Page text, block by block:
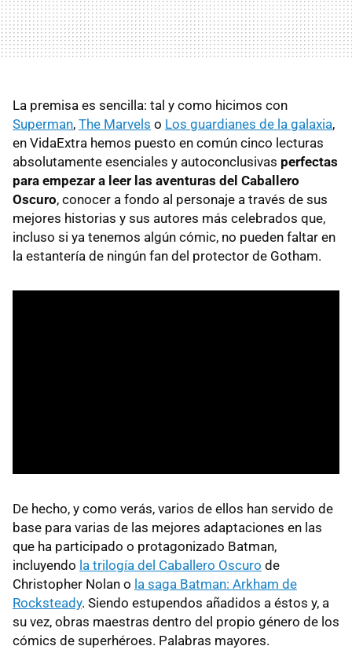
La premisa es sencilla: tal y como hicimos con
Superman, The Marvels o Los guardianes de la galaxia,
en VidaExtra hemos puesto en común cinco lecturas
absolutamente esenciales y autoconclusivas perfectas
para empezar a leer las aventuras del Caballero
Oscuro, conocer a fondo al personaje a través de sus
mejores historias y sus autores más celebrados que,
incluso si ya tenemos algún cómic, no pueden faltar en
la estantería de ningún fan del protector de Gotham.
De hecho, y como verás, varios de ellos han servido de
base para varias de las mejores adaptaciones en las
que ha participado o protagonizado Batman,
incluyendo la trilogía del Caballero Oscuro de
Christopher Nolan o la saga Batman: Arkham de
Rocksteady. Siendo estupendos añadidos a éstos y, a
su vez, obras maestras dentro del propio género de los
cómics de superhéroes. Palabras mayores.